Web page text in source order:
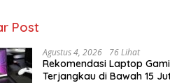
Post
Agustus 4, 2026 76 Lihat
Rekomendasi Laptop
Terjangkau di Bawah 15